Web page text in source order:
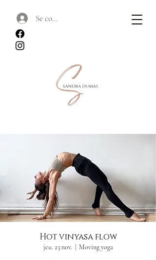
Se connecter
Hot vinyasa flow
jeu. 23 nov. Moving yoga